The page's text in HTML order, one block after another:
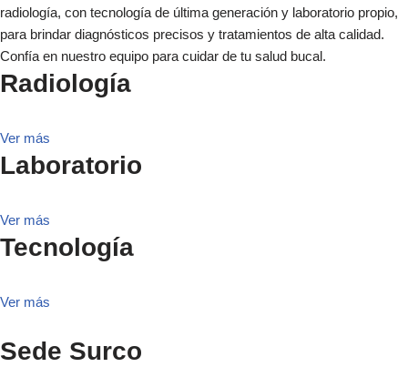
radiología, con tecnología de última generación y laboratorio propio,
para brindar diagnósticos precisos y tratamientos de alta calidad.
Confía en nuestro equipo para cuidar de tu salud bucal.
Radiología
Ver más
Laboratorio
Ver más
Tecnología
Ver más
Sede Surco